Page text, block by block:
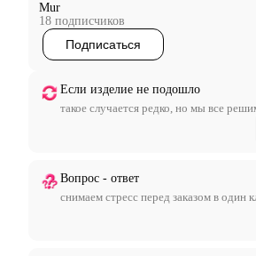
Mur
18 подписчиков
Подписаться
Если изделие не подошло
такое случается редко, но мы все
Вопрос - ответ
снимаем стресс перед заказом в один